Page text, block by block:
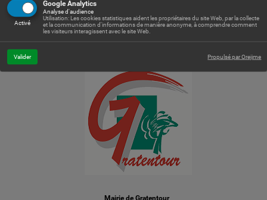
Google Analytics
Activé
Analyse d'audience
Utilisation: Les cookies statistiques aident les propriétaires du site Web, par la collecte
et la communication d'informations de manière anonyme, à comprendre comment
les visiteurs interagissent avec le site Web.
Valider Propulsé par Orejime
Leaflet| © Openstreetmap France | © OpenStreetMap